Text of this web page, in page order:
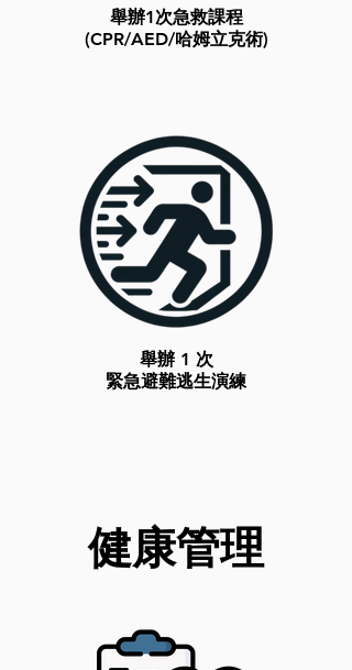
舉辦1次急救課程
(CPR/AED/哈姆立克術)
舉辦 1 次
緊急避難逃生演練
健康管理